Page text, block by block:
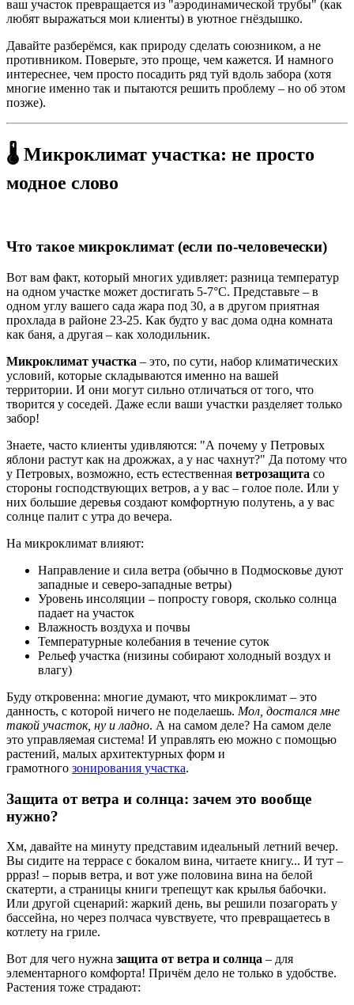
ваш участок превращается из "аэродинамической трубы" (как
любят выражаться мои клиенты) в уютное гнёздышко.
Давайте разберёмся, как природу сделать союзником, а не
противником. Поверьте, это проще, чем кажется. И намного
интереснее, чем просто посадить ряд туй вдоль забора (хотя
многие именно так и пытаются решить проблему – но об этом
позже).
🌡️ Микроклимат участка: не просто
модное слово
Что такое микроклимат (если по-человечески)
Вот вам факт, который многих удивляет: разница температур
на одном участке может достигать 5-7°C. Представьте – в
одном углу вашего сада жара под 30, а в другом приятная
прохлада в районе 23-25. Как будто у вас дома одна комната
как баня, а другая – как холодильник.
Микроклимат участка – это, по сути, набор климатических
условий, которые складываются именно на вашей
территории. И они могут сильно отличаться от того, что
творится у соседей. Даже если ваши участки разделяет только
забор!
Знаете, часто клиенты удивляются: "А почему у Петровых
яблони растут как на дрожжах, а у нас чахнут?" Да потому что
у Петровых, возможно, есть естественная ветрозащита со
стороны господствующих ветров, а у вас – голое поле. Или у
них большие деревья создают комфортную полутень, а у вас
солнце палит с утра до вечера.
На микроклимат влияют:
Направление и сила ветра (обычно в Подмосковье дуют
западные и северо-западные ветры)
Уровень инсоляции – попросту говоря, сколько солнца
падает на участок
Влажность воздуха и почвы
Температурные колебания в течение суток
Рельеф участка (низины собирают холодный воздух и
влагу)
Буду откровенна: многие думают, что микроклимат – это
данность, с которой ничего не поделаешь. Мол, достался мне
такой участок, ну и ладно. А на самом деле? На самом деле
это управляемая система! И управлять ею можно с помощью
растений, малых архитектурных форм и
грамотного зонирования участка.
Защита от ветра и солнца: зачем это вообще
нужно?
Хм, давайте на минуту представим идеальный летний вечер.
Вы сидите на террасе с бокалом вина, читаете книгу... И тут –
ррраз! – порыв ветра, и вот уже половина вина на белой
скатерти, а страницы книги трепещут как крылья бабочки.
Или другой сценарий: жаркий день, вы решили позагорать у
бассейна, но через полчаса чувствуете, что превращаетесь в
котлету на гриле.
Вот для чего нужна защита от ветра и солнца – для
элементарного комфорта! Причём дело не только в удобстве.
Растения тоже страдают: